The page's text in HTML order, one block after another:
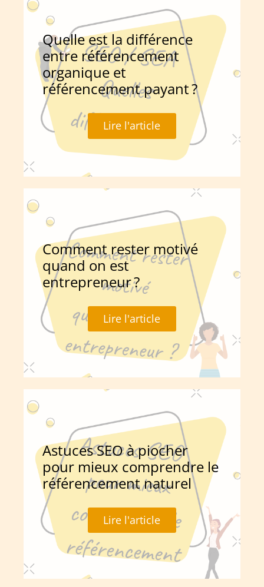
Quelle est la différence
entre référencement
organique et
référencement payant ?
Lire l'article
Comment rester motivé
quand on est
entrepreneur ?
Lire l'article
Astuces SEO à piocher
pour mieux comprendre le
référencement naturel
Lire l'article